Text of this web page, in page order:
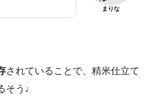
まりな
されていることで、精米仕立て
そう♩